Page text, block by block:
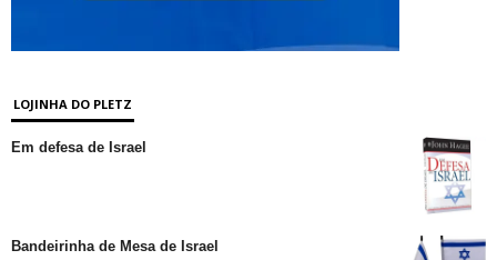
LOJINHA DO PLETZ
Em defesa de Israel
Bandeirinha de Mesa de Israel